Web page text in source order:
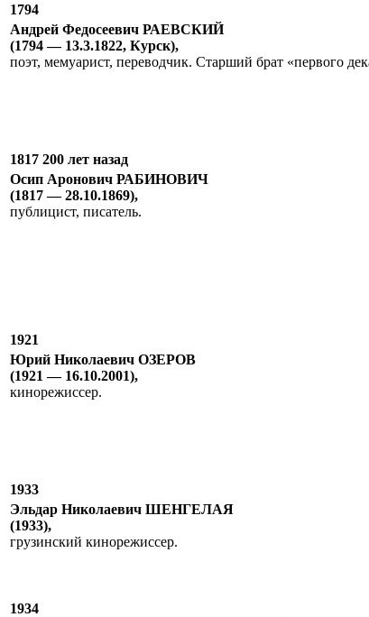
1794
Андрей Федосеевич РАЕВСКИЙ
(1794 — 13.3.1822, Курск),
поэт, мемуарист, переводчик. Старший брат «первого
1817 200 лет назад
Осип Аронович РАБИНОВИЧ
(1817 — 28.10.1869),
публицист, писатель.
1921
Юрий Николаевич ОЗЕРОВ
(1921 — 16.10.2001),
кинорежиссер.
1933
Эльдар Николаевич ШЕНГЕЛАЯ
(1933),
грузинский кинорежиссер.
1934